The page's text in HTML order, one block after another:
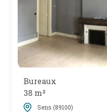
Bureaux
38 m²
Sens (89100)